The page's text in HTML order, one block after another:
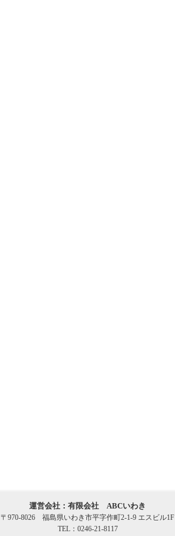
運営会社：有限会社 ABCいわき
〒970-8026 福島県いわき市平字作町2-1-9 エスビル1F
TEL：0246-21-8117